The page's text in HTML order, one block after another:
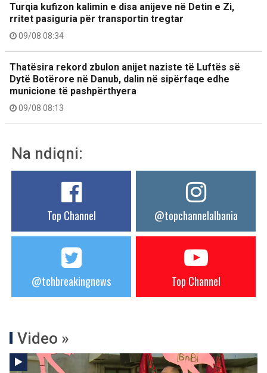
Turqia kufizon kalimin e disa anijeve në Detin e Zi,
rritet pasiguria për transportin tregtar
09/08 08:34
Thatësira rekord zbulon anijet naziste të Luftës së
Dytë Botërore në Danub, dalin në sipërfaqe edhe
municione të pashpërthyera
09/08 08:13
Na ndiqni:
Top Channel @topchannelalbania
@tchbreakingnews Top Channel
Video »